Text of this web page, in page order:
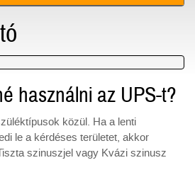
használni az UPS-t?
közül. Ha a lenti
le a kérdéses területet, akkor
szinuszjel vagy Kvázi szinusz